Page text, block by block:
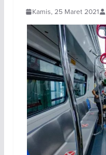
Kamis, 25 Maret 2021